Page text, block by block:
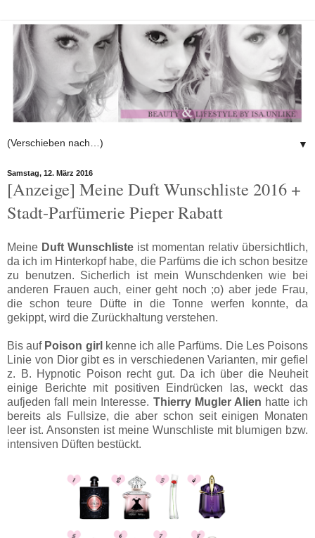
▼
Samstag, 12. März 2016
[Anzeige] Meine Duft Wunschliste 2016 +
Stadt-Parfümerie Pieper Rabatt
Meine Duft Wunschliste ist momentan relativ übersichtlich,
da ich im Hinterkopf habe, die Parfüms die ich schon besitze
zu benutzen. Sicherlich ist mein Wunschdenken wie bei
anderen Frauen auch, einer geht noch ;o) aber jede Frau,
die schon teure Düfte in die Tonne werfen konnte, da
gekippt, wird die Zurückhaltung verstehen.
Bis auf Poison girl kenne ich alle Parfüms. Die Les Poisons
Linie von Dior gibt es in verschiedenen Varianten, mir gefiel
z. B. Hypnotic Poison recht gut. Da ich über die Neuheit
einige Berichte mit positiven Eindrücken las, weckt das
aufjeden fall mein Interesse. Thierry Mugler Alien hatte ich
bereits als Fullsize, die aber schon seit einigen Monaten
leer ist. Ansonsten ist meine Wunschliste mit blumigen bzw.
intensiven Düften bestückt.